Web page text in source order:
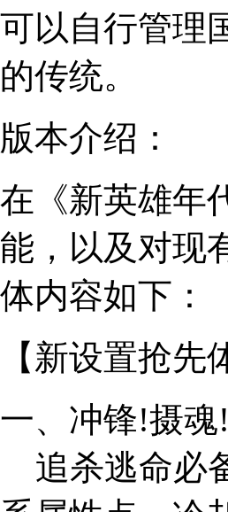
可以自行管理
的传统。
版本介绍：
在《新英雄年
能，以及对现
体内容如下：
【新设置抢先
一、冲锋!摄
追杀逃命必